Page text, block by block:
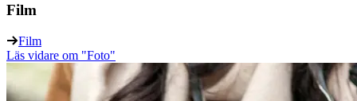
Film
Film
Läs vidare om "Foto"